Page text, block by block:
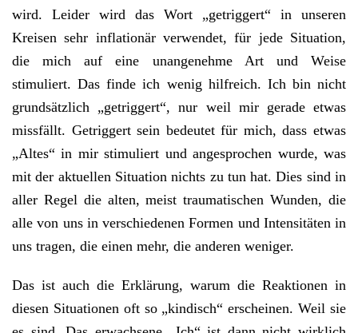
wird. Leider wird das Wort „getriggert“ in unseren
Kreisen sehr inflationär verwendet, für jede Situation,
die mich auf eine unangenehme Art und Weise
stimuliert. Das finde ich wenig hilfreich. Ich bin nicht
grundsätzlich „getriggert“, nur weil mir gerade etwas
missfällt. Getriggert sein bedeutet für mich, dass etwas
„Altes“ in mir stimuliert und angesprochen wurde, was
mit der aktuellen Situation nichts zu tun hat. Dies sind in
aller Regel die alten, meist traumatischen Wunden, die
alle von uns in verschiedenen Formen und Intensitäten in
uns tragen, die einen mehr, die anderen weniger.
Das ist auch die Erklärung, warum die Reaktionen in
diesen Situationen oft so „kindisch“ erscheinen. Weil sie